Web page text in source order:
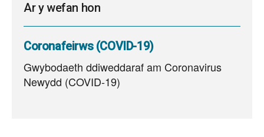
Ar y wefan hon
Coronafeirws (COVID-19)
Gwybodaeth ddiweddaraf am Coronavirus
Newydd (COVID-19)